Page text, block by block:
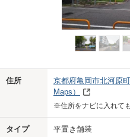
Previo
住所 京都府亀岡市北河原
Maps）
※住所をナビに入れて
タイプ 平置き舗装